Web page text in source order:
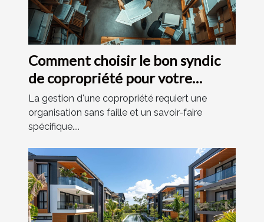
Comment choisir le bon syndic
de copropriété pour votre
résidence
La gestion d'une copropriété requiert une
organisation sans faille et un savoir-faire
spécifique....